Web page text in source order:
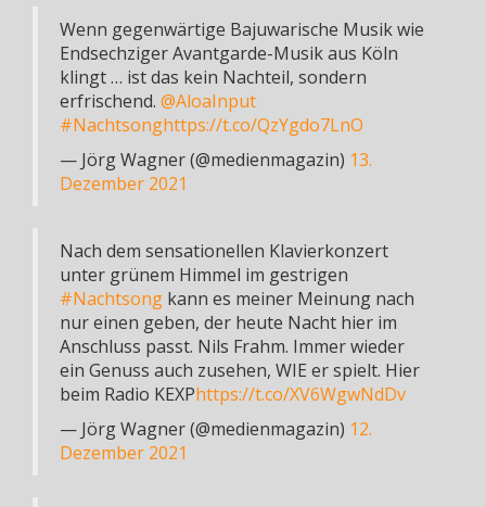
Wenn gegenwärtige Bajuwarische Musik wie
Endsechziger Avantgarde-Musik aus Köln
klingt … ist das kein Nachteil, sondern
erfrischend. @AloaInput
#Nachtsonghttps://t.co/QzYgdo7LnO
— Jörg Wagner (@medienmagazin) 13.
Dezember 2021
Nach dem sensationellen Klavierkonzert
unter grünem Himmel im gestrigen
#Nachtsong kann es meiner Meinung nach
nur einen geben, der heute Nacht hier im
Anschluss passt. Nils Frahm. Immer wieder
ein Genuss auch zusehen, WIE er spielt. Hier
beim Radio KEXPhttps://t.co/XV6WgwNdDv
— Jörg Wagner (@medienmagazin) 12.
Dezember 2021